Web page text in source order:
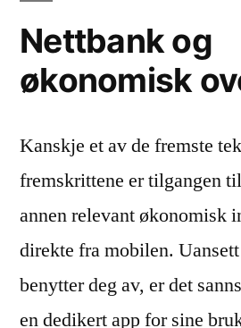
Nettbank og
økonomisk
Kanskje et av de fremste
fremskrittene er tilgangen
annen relevant økonomisk
direkte fra mobilen.
benytter deg av, er det
en dedikert app for sine